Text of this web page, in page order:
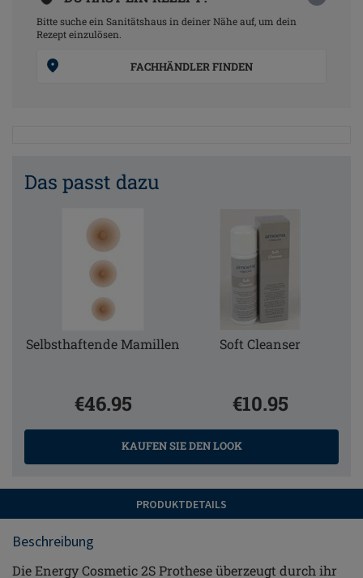
Bitte suche ein Sanitätshaus in deiner Nähe auf, um dein
Rezept einzulösen.
FACHHÄNDLER FINDEN
Das passt dazu
Selbsthaftende Mamillen
€46.95
Soft Cleanser
€10.95
KAUFEN SIE DEN LOOK
PRODUKTDETAILS
Beschreibung
Die Energy Cosmetic 2S Prothese überzeugt durch ihr